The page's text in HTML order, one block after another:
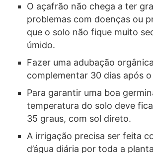
O açafrão não chega a ter
problemas com doenças ou
que o solo não fique muito
úmido.
Fazer uma adubação orgânica
complementar 30 dias após
Para garantir uma boa
temperatura do solo deve
35 graus, com sol direto.
A irrigação precisa ser feita
d’água diária por toda a